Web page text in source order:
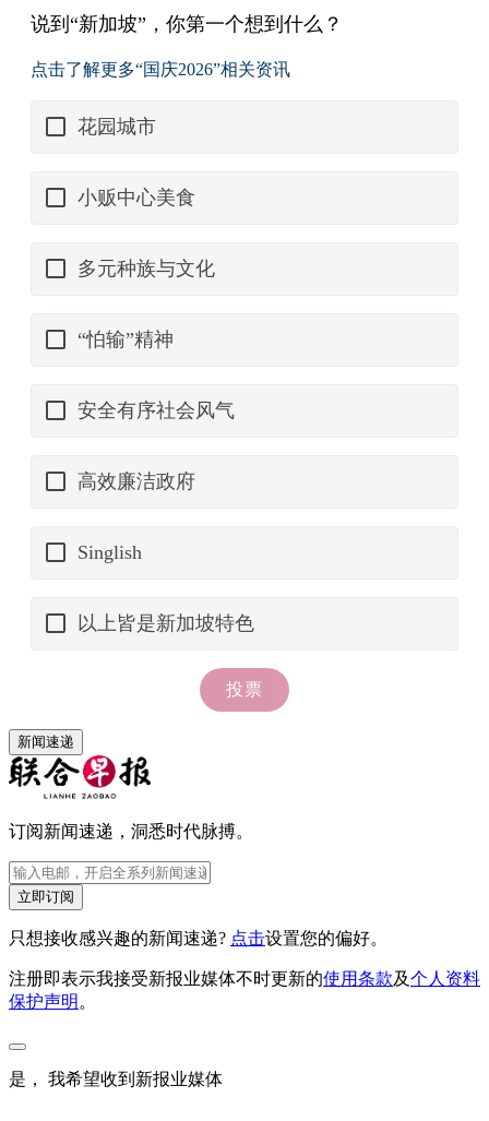
新闻速递
订阅新闻速递，洞悉时代脉搏。
立即订阅
只想接收感兴趣的新闻速递? 点击设置您的偏好。
注册即表示我接受新报业媒体不时更新的使用条款及个人资料
保护声明 。
是， 我希望收到新报业媒体